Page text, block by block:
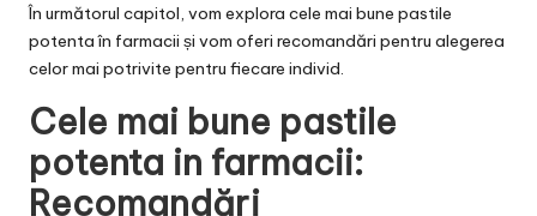
În următorul capitol, vom explora cele mai bune pastile
potenta în farmacii și vom oferi recomandări pentru alegerea
celor mai potrivite pentru fiecare individ.
Cele mai bune pastile
potenta in farmacii:
Recomandări